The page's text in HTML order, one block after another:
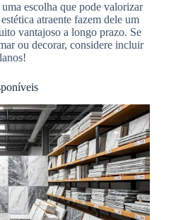
escolha que pode valorizar
atraente fazem dele um
vantajoso a longo prazo. Se
ou decorar, considere incluir